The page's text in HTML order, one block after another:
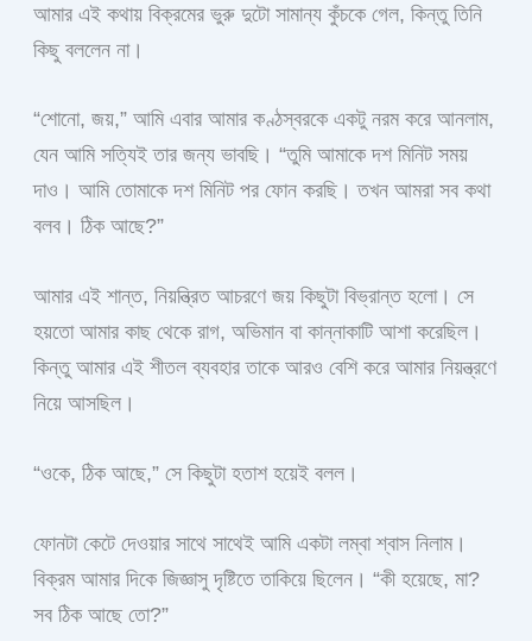
আমার এই কথায় বিক্রমের ভুরু দুটো সামান্য কুঁচকে গেল, কিন্তু তিনি
কিছু বললেন না।
“শোনো, জয়,” আমি এবার আমার কণ্ঠস্বরকে একটু নরম করে আনলাম,
যেন আমি সত্যিই তার জন্য ভাবছি। “তুমি আমাকে দশ মিনিট সময়
দাও। আমি তোমাকে দশ মিনিট পর ফোন করছি। তখন আমরা সব কথা
বলব। ঠিক আছে?”
আমার এই শান্ত, নিয়ন্ত্রিত আচরণে জয় কিছুটা বিভ্রান্ত হলো। সে
হয়তো আমার কাছ থেকে রাগ, অভিমান বা কান্নাকাটি আশা করেছিল।
কিন্তু আমার এই শীতল ব্যবহার তাকে আরও বেশি করে আমার নিয়ন্ত্রণে
নিয়ে আসছিল।
“ওকে, ঠিক আছে,” সে কিছুটা হতাশ হয়েই বলল।
ফোনটা কেটে দেওয়ার সাথে সাথেই আমি একটা লম্বা শ্বাস নিলাম।
বিক্রম আমার দিকে জিজ্ঞাসু দৃষ্টিতে তাকিয়ে ছিলেন। “কী হয়েছে, মা?
সব ঠিক আছে তো?”